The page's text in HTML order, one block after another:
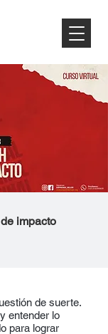
impacto
de suerte.
entender lo
para lograr